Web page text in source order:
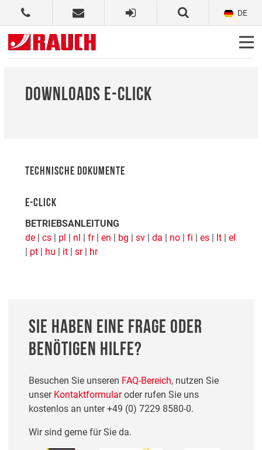
DE
DOWNLOADS E-CLICK
TECHNISCHE DOKUMENTE
E-CLICK
BETRIEBSANLEITUNG
de |cs | pl | nl |fr|en | bg |sv |da | no |fi |es | lt |el
| pt | hu | it |sr| hr
SIE HABEN EINE FRAGE ODER
BENÖTIGEN HILFE?
Besuchen Sie unseren FAQ-Bereich, nutzen Sie
unserKontaktformularoder rufen Sie uns
kostenlos an unter+49 (0) 7229 8580-0.
Wir sind gerne für Sie da.